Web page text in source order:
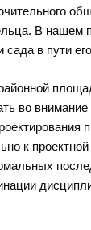
В нашем
в пути
во
к проектной